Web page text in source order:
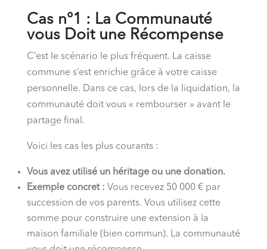
Cas n°1 : La Communauté
vous Doit une Récompense
C’est le scénario le plus fréquent. La caisse
commune s’est enrichie grâce à votre caisse
personnelle. Dans ce cas, lors de la liquidation, la
communauté doit vous « rembourser » avant le
partage final.
Voici les cas les plus courants :
Vous avez utilisé un héritage ou une donation.
Exemple concret : Vous recevez 50 000 € par
succession de vos parents. Vous utilisez cette
somme pour construire une extension à la
maison familiale (bien commun). La communauté